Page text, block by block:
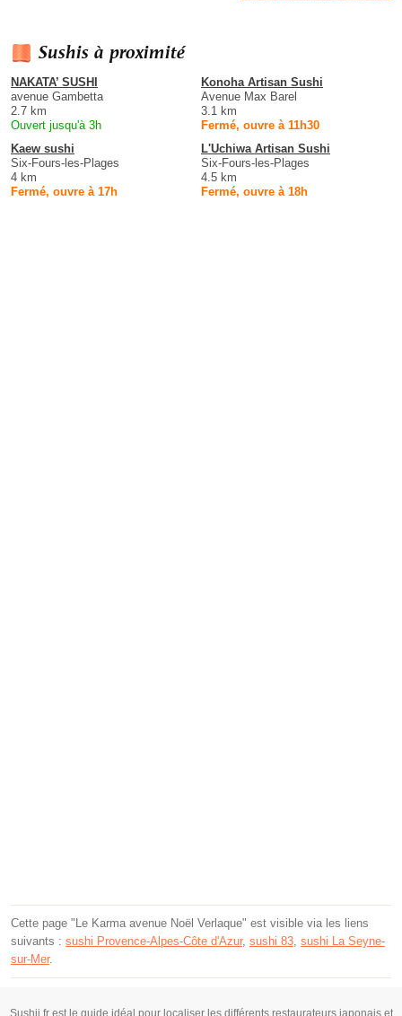
Sushis à proximité
NAKATA’ SUSHI
avenue Gambetta
2.7 km
Ouvert jusqu'à 3h
Konoha Artisan Sushi
Avenue Max Barel
3.1 km
Fermé, ouvre à 11h30
Kaew sushi
Six-Fours-les-Plages
4 km
Fermé, ouvre à 17h
L'Uchiwa Artisan Sushi
Six-Fours-les-Plages
4.5 km
Fermé, ouvre à 18h
Cette page "Le Karma avenue Noël Verlaque" est visible via les liens
suivants : sushi Provence-Alpes-Côte d'Azur, sushi 83 sushi La Seyne-
sur-Mer.
Sushii.fr est le guide idéal pour localiser les différents restaurateurs japonais et